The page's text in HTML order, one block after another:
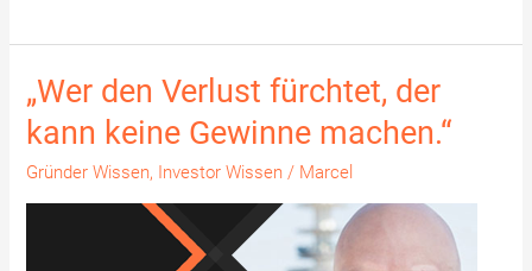
„Wer den Verlust fürchtet, der
kann keine Gewinne machen.“
Gründer Wissen, Investor Wissen / Marcel
„Wer
den
Verlust
fürchtet,